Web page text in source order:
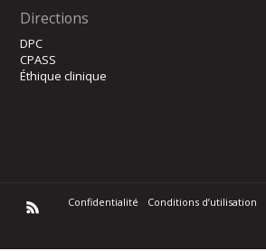
Directions
DPC
CPASS
Éthique clinique
Confidentialité Conditions d’utilisation